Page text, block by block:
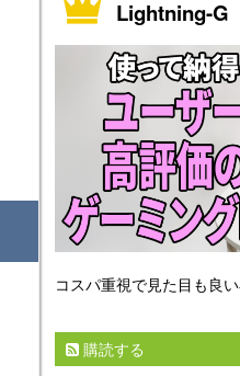
Lightning-G
コスパ重視で見た目も良
購読する